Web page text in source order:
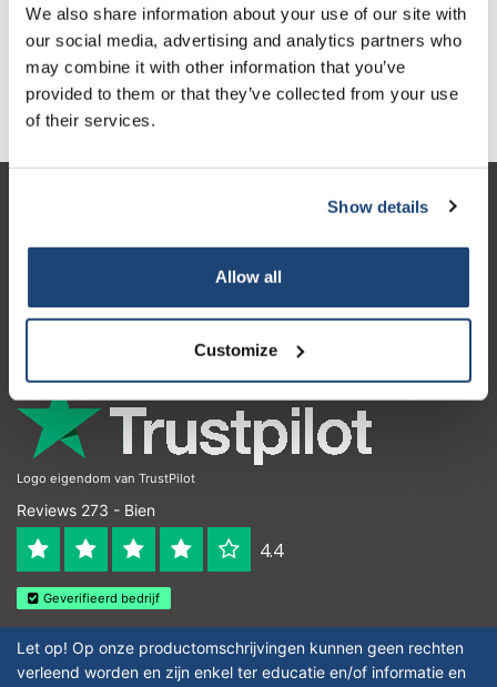
We also share information about your use of our site with
our social media, advertising and analytics partners who
may combine it with other information that you’ve
provided to them or that they’ve collected from your use
of their services.
Show details
Allow all
Customize
Añadir a la cesta
Información
Mi cuenta
Logo eigendom van TrustPilot
Reviews 273 - Bien
4.4
Geverifieerd bedrijf
Let op! Op onze productomschrijvingen kunnen geen rechten
verleend worden en zijn enkel ter educatie en/of informatie en